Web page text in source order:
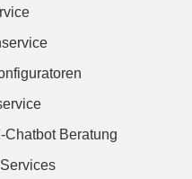
Chatbot Beratung